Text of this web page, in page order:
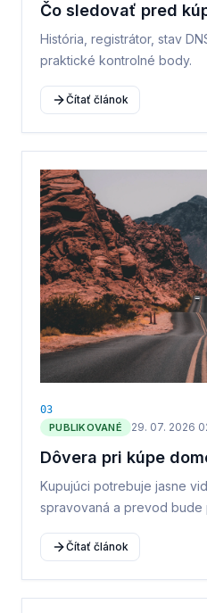
Čo sledovať pred
História, registrátor, stav
praktické kontrolné body.
Čítať článok
03
PUBLIKOVANÉ
29. 07. 2026
Dôvera pri kúpe
Kupujúci potrebuje jasne
spravovaná a prevod bude
Čítať článok